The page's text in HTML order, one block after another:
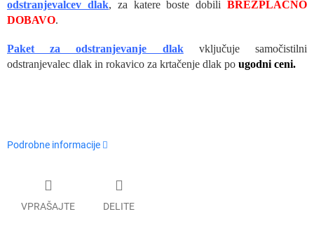
odstranjevalcev dlak, za katere boste dobiliBREZPLAČNO
DOBAVO.
Paket za odstranjevanje dlakvključuje samočistilni
odstranjevalec dlak in rokavico za krtačenje dlak po ugodni ceni.
Podrobne informacije
VPRAŠAJTE DELITE